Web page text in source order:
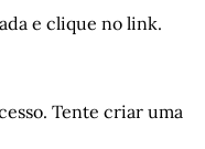
e clique no link.
Tente criar uma